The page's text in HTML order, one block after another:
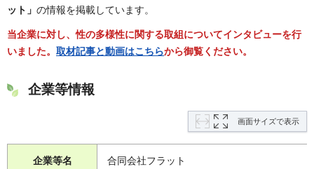
ット」 の情報を掲載しています。
当企業に対し、性の多様性に関する取組についてインタビューを行
いました。 取材記事と動画はこちらから御覧ください。
企業等情報
画面サイズで表示
企業等名 合同会社フラット